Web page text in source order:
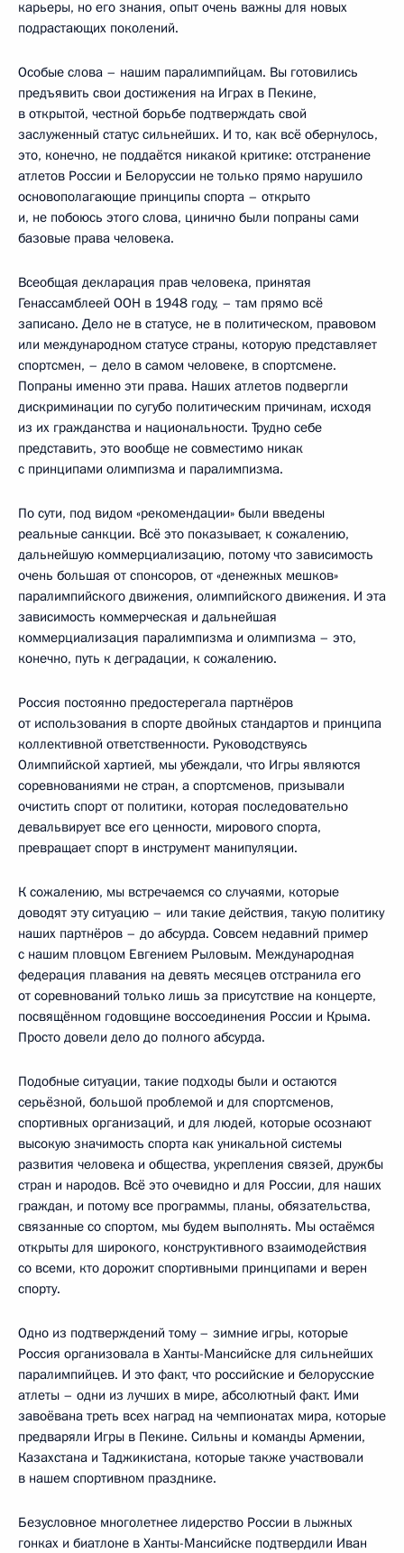
карьеры, но его знания, опыт очень важны для новых
подрастающих поколений.
Особые слова – нашим паралимпийцам. Вы готовились
предъявить свои достижения на Играх в Пекине,
в открытой, честной борьбе подтверждать свой
заслуженный статус сильнейших. И то, как всё обернулось,
это, конечно, не поддаётся никакой критике: отстранение
атлетов России и Белоруссии не только прямо нарушило
основополагающие принципы спорта – открыто
и, не побоюсь этого слова, цинично были попраны сами
базовые права человека.
Всеобщая декларация прав человека, принятая
Генассамблеей ООН в 1948 году, – там прямо всё
записано. Дело не в статусе, не в политическом, правовом
или международном статусе страны, которую представляет
спортсмен, – дело в самом человеке, в спортсмене.
Попраны именно эти права. Наших атлетов подвергли
дискриминации по сугубо политическим причинам, исходя
из их гражданства и национальности. Трудно себе
представить, это вообще не совместимо никак
с принципами олимпизма и паралимпизма.
По сути, под видом «рекомендации» были введены
реальные санкции. Всё это показывает, к сожалению,
дальнейшую коммерциализацию, потому что зависимость
очень большая от спонсоров, от «денежных мешков»
паралимпийского движения, олимпийского движения. И эта
зависимость коммерческая и дальнейшая
коммерциализация паралимпизма и олимпизма – это,
конечно, путь к деградации, к сожалению.
Россия постоянно предостерегала партнёров
от использования в спорте двойных стандартов и принципа
коллективной ответственности. Руководствуясь
Олимпийской хартией, мы убеждали, что Игры являются
соревнованиями не стран, а спортсменов, призывали
очистить спорт от политики, которая последовательно
девальвирует все его ценности, мирового спорта,
превращает спорт в инструмент манипуляции.
К сожалению, мы встречаемся со случаями, которые
доводят эту ситуацию – или такие действия, такую политику
наших партнёров – до абсурда. Совсем недавний пример
с нашим пловцом Евгением Рыловым. Международная
федерация плавания на девять месяцев отстранила его
от соревнований только лишь за присутствие на концерте,
посвящённом годовщине воссоединения России и Крыма.
Просто довели дело до полного абсурда.
Подобные ситуации, такие подходы были и остаются
серьёзной, большой проблемой и для спортсменов,
спортивных организаций, и для людей, которые осознают
высокую значимость спорта как уникальной системы
развития человека и общества, укрепления связей, дружбы
стран и народов. Всё это очевидно и для России, для наших
граждан, и потому все программы, планы, обязательства,
связанные со спортом, мы будем выполнять. Мы остаёмся
открыты для широкого, конструктивного взаимодействия
со всеми, кто дорожит спортивными принципами и верен
спорту.
Одно из подтверждений тому – зимние игры, которые
Россия организовала в Ханты-Мансийске для сильнейших
паралимпийцев. И это факт, что российские и белорусские
атлеты – одни из лучших в мире, абсолютный факт. Ими
завоёвана треть всех наград на чемпионатах мира, которые
предваряли Игры в Пекине. Сильны и команды Армении,
Казахстана и Таджикистана, которые также участвовали
в нашем спортивном празднике.
Безусловное многолетнее лидерство России в лыжных
гонках и биатлоне в Ханты-Мансийске подтвердили Иван